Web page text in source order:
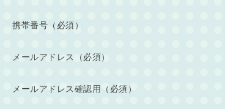
携帯番号（必須）
メールアドレス（必須）
メールアドレス確認用（必須）